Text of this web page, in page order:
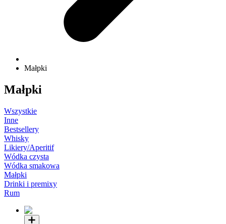
Małpki
Małpki
Wszystkie
Inne
Bestsellery
Whisky
Likiery/Aperitif
Wódka czysta
Wódka smakowa
Małpki
Drinki i premixy
Rum